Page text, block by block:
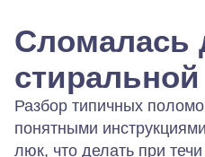
Сломалась
Разбор типичных
понятными
люк, что делать при